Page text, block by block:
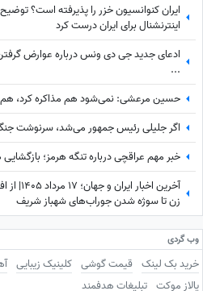
ایران کنوانسیون خزر را پذیرفته است؟
اینترنشنال برای ایران درست کرد
ادعای جدید جی دی ونس درباره عوارض گرفتن
...
حسین مرعشی: نمی‌شود هم مذاکره کرد،
اگر جلیلی رئیس جمهور می‌شد، سرنوشت
خبر مهم عراقچی درباره تنگه هرمز؛
آخرین
زن تا سوژه شدن جوراب‌های شهباز شریف
وب گردی
خرید بک لینک قیمت گوشی کلینیک زیبایی
پالاز موکت تبلیغات هدفمند